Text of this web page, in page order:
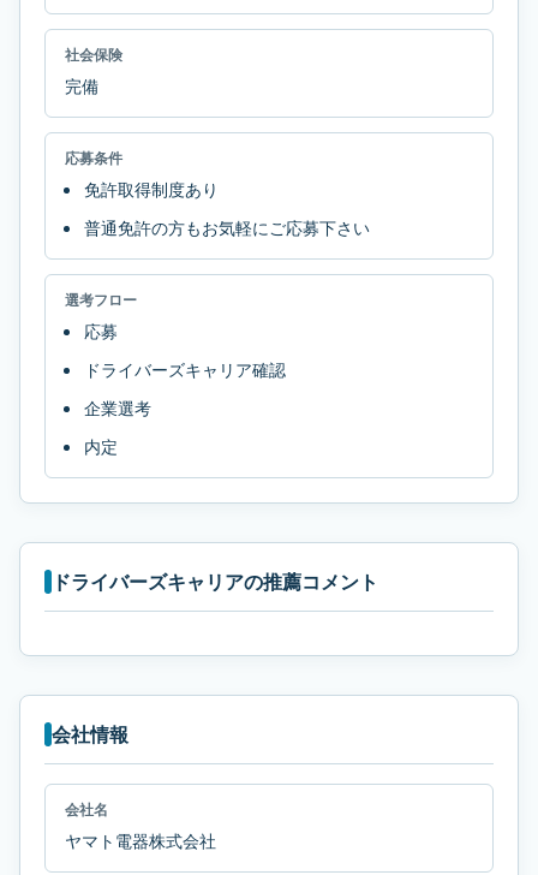
社会保険
完備
応募条件
免許取得制度あり
普通免許の方もお気軽にご応募下さい
選考フロー
応募
ドライバーズキャリア確認
企業選考
内定
ドライバーズキャリアの推薦コメント
会社情報
会社名
ヤマト電器株式会社